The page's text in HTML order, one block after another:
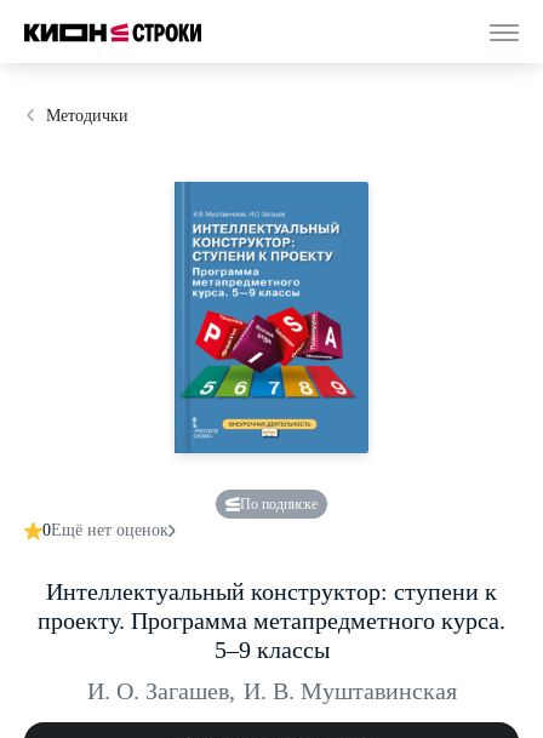
Методички
По подписке
0Ещё нет оценок
Интеллектуальный конструктор: ступени к
проекту. Программа метапредметного курса.
5–9 классы
И. О. Загашев, И. В. Муштавинская